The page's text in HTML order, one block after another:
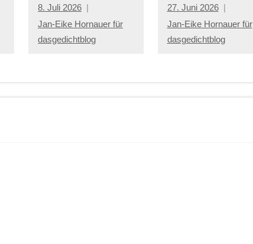
8. Juli 2026
Jan-Eike Hornauer für
dasgedichtblog
27. Juni 2026
Jan-Eike Hornauer für
dasgedichtblog